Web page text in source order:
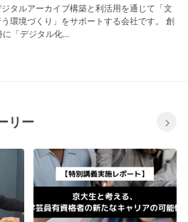
タルアーカイブ構築と利活用を通じて「文
環境づくり」をサポートする会社です。 創
「デジタル化...
リー